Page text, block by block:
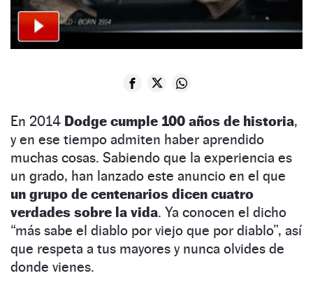
En 2014 Dodge cumple 100 años de historia,
y en ese tiempo admiten haber aprendido
muchas cosas. Sabiendo que la experiencia es
un grado, han lanzado este anuncio en el que
un grupo de centenarios dicen cuatro
verdades sobre la vida. Ya conocen el dicho
“más sabe el diablo por viejo que por diablo”, así
que respeta a tus mayores y nunca olvides de
donde vienes.